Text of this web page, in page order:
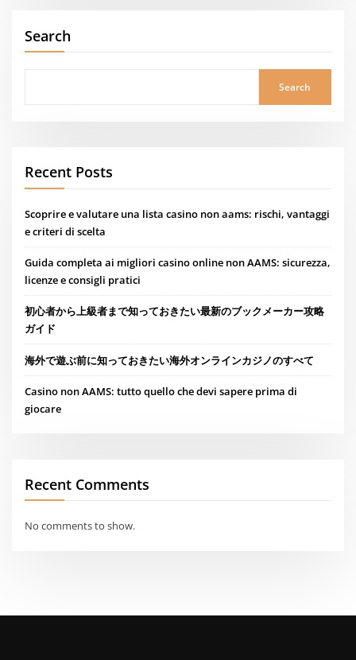
Search
Search
Recent Posts
Scoprire e valutare una lista casino non aams: rischi, vantaggi
e criteri di scelta
Guida completa ai migliori casino online non AAMS: sicurezza,
licenze e consigli pratici
初心者から上級者まで知っておきたい最新のブックメーカー攻略
ガイド
海外で遊ぶ前に知っておきたい海外オンラインカジノのすべて
Casino non AAMS: tutto quello che devi sapere prima di
giocare
Recent Comments
No comments to show.